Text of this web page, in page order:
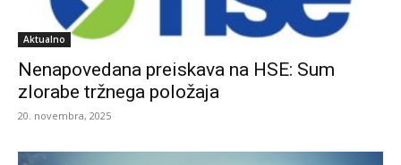
Aktualno
Nenapovedana preiskava na HSE: Sum
zlorabe tržnega položaja
20. novembra, 2025